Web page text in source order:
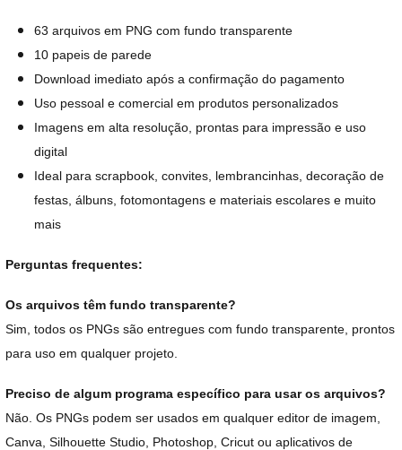
63 arquivos em PNG com fundo transparente
10 papeis de parede
Download imediato após a confirmação do pagamento
Uso pessoal e comercial em produtos personalizados
Imagens em alta resolução, prontas para impressão e uso
digital
Ideal para scrapbook, convites, lembrancinhas, decoração de
festas, álbuns, fotomontagens e materiais escolares e muito
mais
Perguntas frequentes:
Os arquivos têm fundo transparente?
Sim, todos os PNGs são entregues com fundo transparente, prontos
para uso em qualquer projeto.
Preciso de algum programa específico para usar os arquivos?
Não. Os PNGs podem ser usados em qualquer editor de imagem,
Canva, Silhouette Studio, Photoshop, Cricut ou aplicativos de